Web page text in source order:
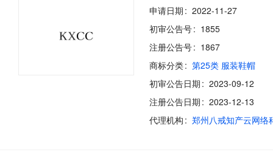
申请日期
2022-11-27
初审公告号
1855
注册公告号
1867
商标分类
第25类 服装鞋帽
初审公告日期
2023-09-12
注册公告日期
2023-12-13
代理机构